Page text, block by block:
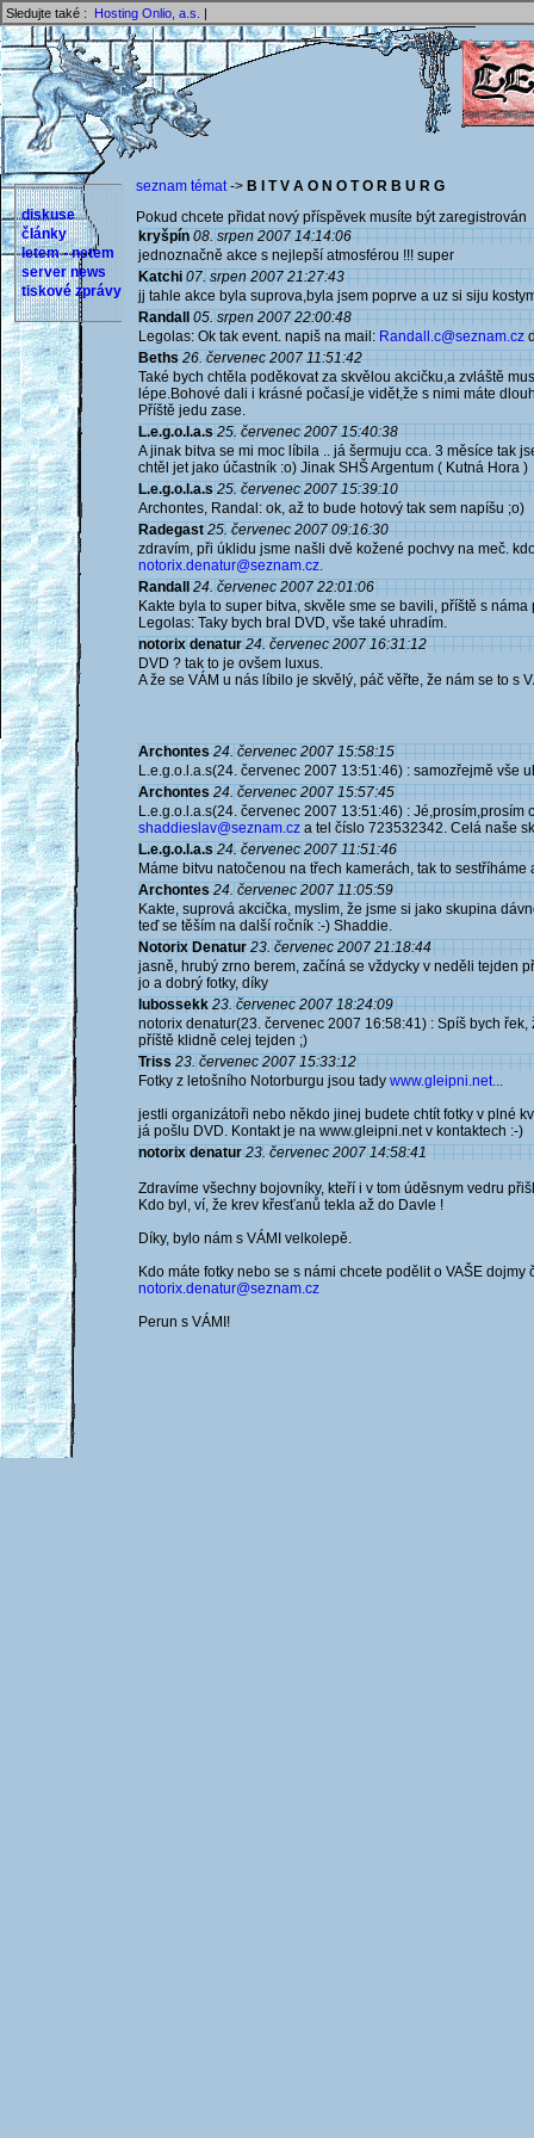
Sledujte také : Hosting Onlio, a.s. |
diskuse
články
letem - netem
server news
tiskové zprávy
seznam témat-> B I T V A O N O T O R B U R G
Pokud chcete přidat nový příspěvek musíte být
kryšpín 08. srpen 2007 14:14:06
jednoznačně akce s nejlepší atmosférou !!! super
Katchi 07. srpen 2007 21:27:43
jj tahle akce byla suprova,byla jsem poprve a uz si siju
Randall 05. srpen 2007 22:00:48
Legolas: Ok tak event. napiš na mail: Randall.c@seznam.cz
Beths 26. červenec 2007 11:51:42
Také bych chtěla poděkovat za skvělou akcičku,a zvláště
lépe.Bohové dali i krásné počasí,je vidět,že s nimi máte
Příště jedu zase.
L.e.g.o.l.a.s 25. červenec 2007 15:40:38
A jinak bitva se mi moc líbila .. já šermuju cca. 3 měsíce tak
chtěl jet jako účastník :o) Jinak SHŠ Argentum ( Kutná Hora )
L.e.g.o.l.a.s 25. červenec 2007 15:39:10
Archontes, Randal: ok, až to bude hotový tak sem napíšu ;o)
Radegast 25. červenec 2007 09:16:30
zdravím, při úklidu jsme našli dvě kožené pochvy na meč.
notorix.denatur@seznam.cz.
Randall 24. červenec 2007 22:01:06
Kakte byla to super bitva, skvěle sme se bavili, příště s
Legolas: Taky bych bral DVD, vše také uhradím.
notorix denatur 24. červenec 2007 16:31:12
DVD ? tak to je ovšem luxus.
A že se VÁM u nás líbilo je skvělý, páč věřte, že nám se to s
Archontes 24. červenec 2007 15:58:15
L.e.g.o.l.a.s(24. červenec 2007 13:51:46) : samozřejmě vše
Archontes 24. červenec 2007 15:57:45
L.e.g.o.l.a.s(24. červenec 2007 13:51:46) : Jé,prosím,prosím
shaddieslav@seznam.cz a tel číslo 723532342. Celá naše
L.e.g.o.l.a.s 24. červenec 2007 11:51:46
Máme bitvu natočenou na třech kamerách, tak to
Archontes 24. červenec 2007 11:05:59
Kakte, suprová akcička, myslim, že jsme si jako skupina
teď se těším na další ročník :-) Shaddie.
Notorix Denatur 23. červenec 2007 21:18:44
jasně, hrubý zrno berem, začíná se vždycky v neděli tejden
jo a dobrý fotky, díky
lubossekk 23. červenec 2007 18:24:09
notorix denatur(23. červenec 2007 16:58:41) : Spíš bych
příště klidně celej tejden ;)
Triss 23. červenec 2007 15:33:12
Fotky z letošního Notorburgu jsou tady www.gleipni.net...
jestli organizátoři nebo někdo jinej budete chtít fotky v plné
já pošlu DVD. Kontakt je na www.gleipni.net v kontaktech :-)
notorix denatur 23. červenec 2007 14:58:41
Zdravíme všechny bojovníky, kteří i v tom úděsnym vedru
Kdo byl, ví, že krev křesťanů tekla až do Davle !
Díky, bylo nám s VÁMI velkolepě.
Kdo máte fotky nebo se s námi chcete podělit o VAŠE
notorix.denatur@seznam.cz
Perun s VÁMI!